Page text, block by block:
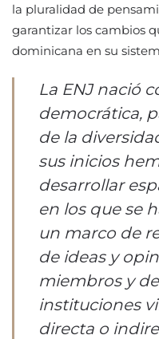
la pluralidad de
garantizar los cambios
dominicana en su
La ENJ nació
democrática,
de la
sus inicios
desarrollar
en los que se
un marco de
de ideas y
miembros y
instituciones
directa o